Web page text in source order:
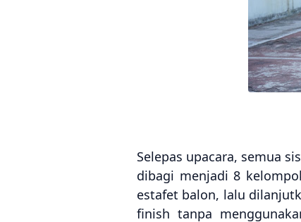
Selepas upacara, semua
dibagi menjadi 8
estafet balon, lalu
finish tanpa